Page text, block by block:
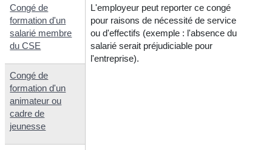
Congé de
formation d'un
salarié membre
du CSE
L'employeur peut reporter ce congé
pour raisons de nécessité de service
ou d'effectifs (exemple : l'absence du
salarié serait préjudiciable pour
l'entreprise).
Congé de
formation d'un
animateur ou
cadre de
jeunesse